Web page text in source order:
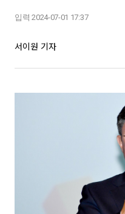
입력 2024-07-01 17:37
서이원 기자